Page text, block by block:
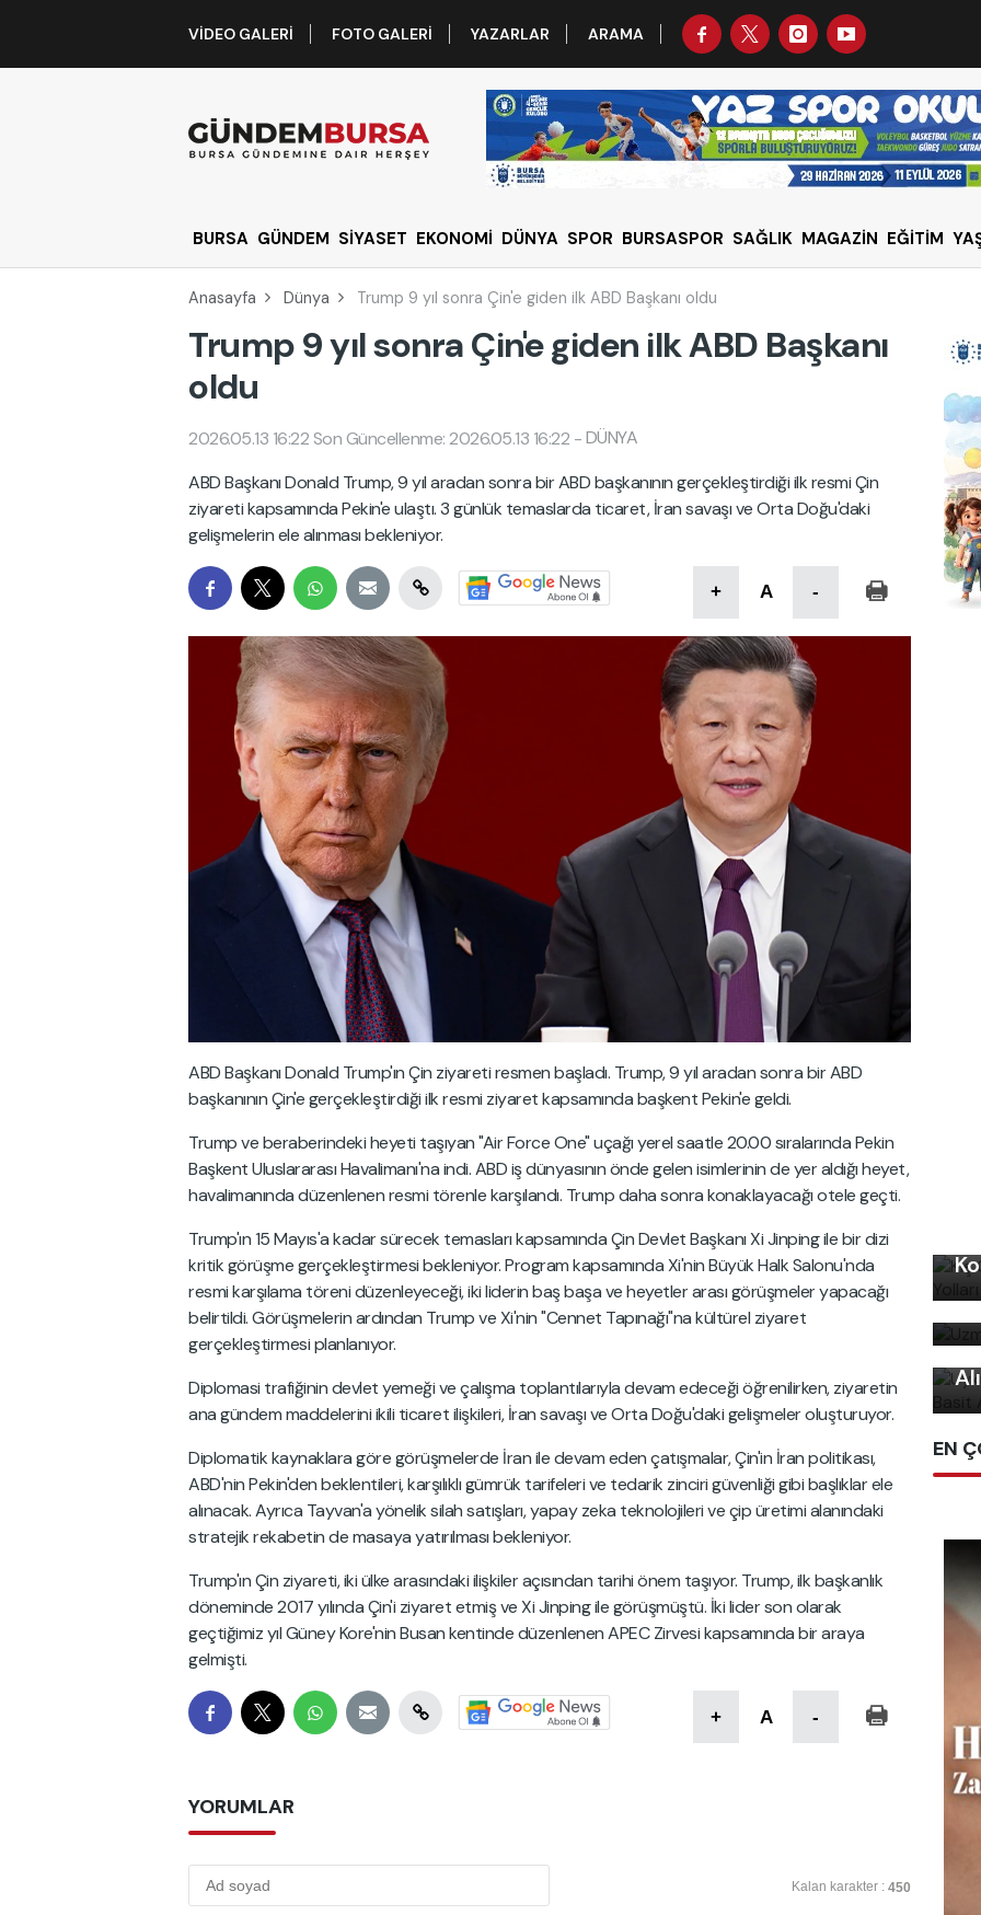
VIDEO GALERI FOTO GALERI YAZARLAR ARAMA
BURSA GÜNDEM SİYASET EKONOMİ DÜNYA SPOR BURSASPOR SAĞLIK MAGAZİN EĞİTİM
Anasayfa Dünya Trump 9 yıl sonra Çin'e giden ilk ABD Başkanı oldu
Trump 9 yıl sonra Çin'e giden ilk ABD Başkanı
oldu
2026.05.13 16:22 Son Güncellenme: 2026.05.13 16:22 -DÜNYA
ABD Başkanı Donald Trump, 9 yıl aradan sonra bir ABD başkanının gerçekleştirdiği ilk resmi Çin
ziyareti kapsamında Pekin'e ulaştı. 3 günlük temaslarda ticaret, İran savaşı ve Orta Doğu'daki
gelişmelerin ele alınması bekleniyor.
+ A -
ABD Başkanı Donald Trump'ın Çin ziyareti resmen başladı. Trump, 9 yıl aradan sonra bir ABD
başkanının Çin'e gerçekleştirdiği ilk resmi ziyaret kapsamında başkent Pekin'e geldi.
Trump ve beraberindeki heyeti taşıyan "Air Force One" uçağı yerel saatle 20.00 sıralarında Pekin
Başkent Uluslararası Havalimanı'na indi. ABD iş dünyasının önde gelen isimlerinin de yer aldığı heyet,
havalimanında düzenlenen resmi törenle karşılandı. Trump daha sonra konaklayacağı otele geçti.
Trump'ın 15 Mayıs'a kadar sürecek temasları kapsamında Çin Devlet Başkanı Xi Jinping ile bir dizi
kritik görüşme gerçekleştirmesi bekleniyor. Program kapsamında Xi'nin Büyük Halk Salonu'nda
resmi karşılama töreni düzenleyeceği, iki liderin baş başa ve heyetler arası görüşmeler yapacağı
belirtildi. Görüşmelerin ardından Trump ve Xi'nin "Cennet Tapınağı"na kültürel ziyaret
gerçekleştirmesi planlanıyor.
Diplomasi trafiğinin devlet yemeği ve çalışma toplantılarıyla devam edeceği öğrenilirken, ziyaretin
ana gündem maddelerini ikili ticaret ilişkileri, İran savaşı ve Orta Doğu'daki gelişmeler oluşturuyor.
Diplomatik kaynaklara göre görüşmelerde İran ile devam eden çatışmalar, Çin'in İran politikası,
ABD'nin Pekin'den beklentileri, karşılıklı gümrük tarifeleri ve tedarik zinciri güvenliği gibi başlıklar ele
alınacak. Ayrıca Tayvan'a yönelik silah satışları, yapay zeka teknolojileri ve çip üretimi alanındaki
stratejik rekabetin de masaya yatırılması bekleniyor.
Trump'ın Çin ziyareti, iki ülke arasındaki ilişkiler açısından tarihi önem taşıyor. Trump, ilk başkanlık
döneminde 2017 yılında Çin'i ziyaret etmiş ve Xi Jinping ile görüşmüştü. İki lider son olarak
geçtiğimiz yıl Güney Kore'nin Busan kentinde düzenlenen APEC Zirvesi kapsamında bir araya
gelmişti.
+ A -
YORUMLAR
Kalan karakter : 450
EN